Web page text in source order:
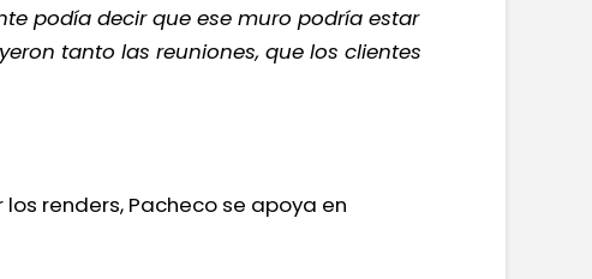
podía decir que ese muro podría estar
tanto las reuniones, que los clientes
renders, Pacheco se apoya en